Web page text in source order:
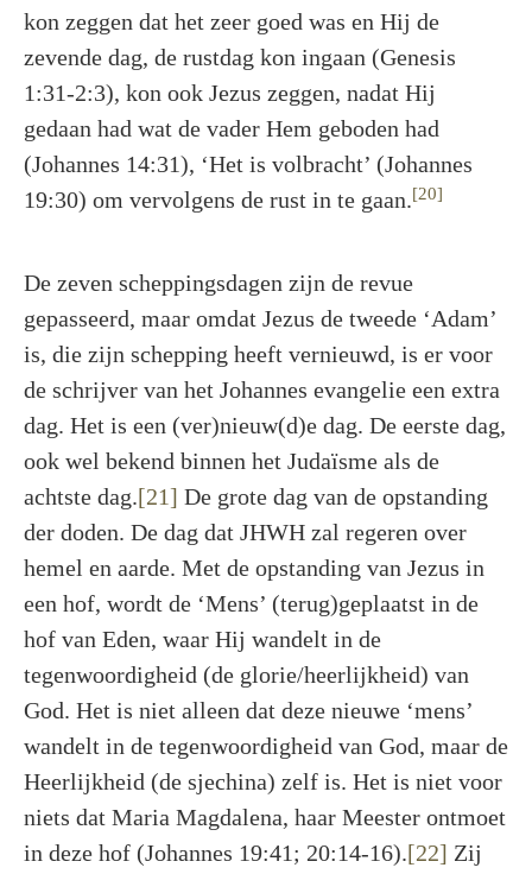
kon zeggen dat het zeer goed was en Hij de
zevende dag, de rustdag kon ingaan (Genesis
1:31-2:3), kon ook Jezus zeggen, nadat Hij
gedaan had wat de vader Hem geboden had
(Johannes 14:31), ‘Het is volbracht’ (Johannes
19:30) om vervolgens de rust in te gaan.[20]
De zeven scheppingsdagen zijn de revue
gepasseerd, maar omdat Jezus de tweede ‘Adam’
is, die zijn schepping heeft vernieuwd, is er voor
de schrijver van het Johannes evangelie een extra
dag. Het is een (ver)nieuw(d)e dag. De eerste dag,
ook wel bekend binnen het Judaïsme als de
achtste dag.[21] De grote dag van de opstanding
der doden. De dag dat JHWH zal regeren over
hemel en aarde. Met de opstanding van Jezus in
een hof, wordt de ‘Mens’ (terug)geplaatst in de
hof van Eden, waar Hij wandelt in de
tegenwoordigheid (de glorie/heerlijkheid) van
God. Het is niet alleen dat deze nieuwe ‘mens’
wandelt in de tegenwoordigheid van God, maar de
Heerlijkheid (de sjechina) zelf is. Het is niet voor
niets dat Maria Magdalena, haar Meester ontmoet
in deze hof (Johannes 19:41; 20:14-16).[22] Zij